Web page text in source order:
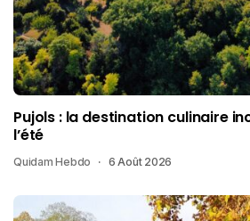
Pujols : la destination culinaire
l’été
Quidam Hebdo 6 Août 2026